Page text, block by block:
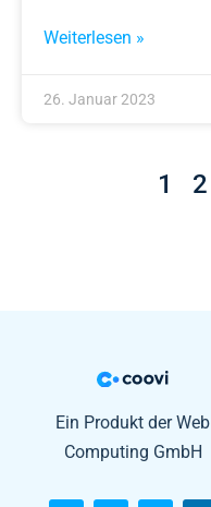
Weiterlesen »
26. Januar 2023
1 2
Ein Produkt der Web
Computing GmbH